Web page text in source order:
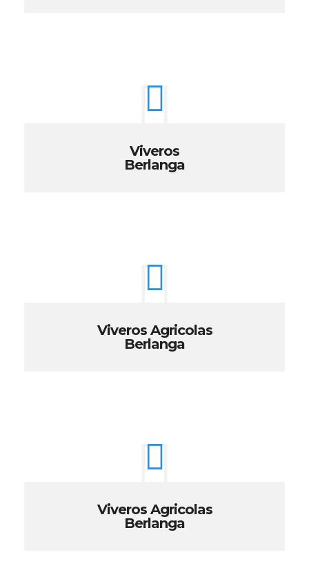
Viveros
Berlanga
Viveros Agricolas
Berlanga
Viveros Agricolas
Berlanga